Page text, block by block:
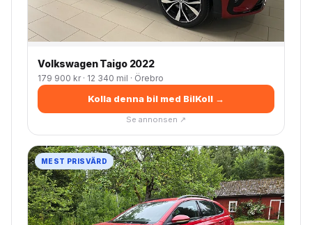
Volkswagen Taigo 2022
179 900 kr · 12 340 mil · Örebro
Kolla denna bil med BilKoll →
Se annonsen ↗
MEST PRISVÄRD